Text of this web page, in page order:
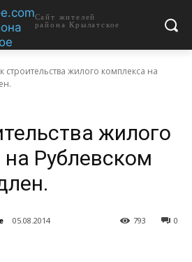
Сайт жителей
района Крылатское
строительства жилого комплекса на
жилого
Рублевском
05.08.2014 0
793